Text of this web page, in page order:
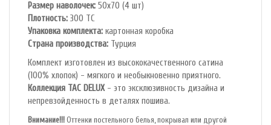
Размер наволочек: 50х70 (4 шт)
Плотность: 300 ТС
Упаковка комплекта: картонная коробка
Cтрана производства: Турция
Комплект изготовлен из высококачественного сатина
(100% хлопок) - мягкого и необыкновенно приятного.
Коллекция TAC DELUX- это эксклюзивность дизайна и
непревзойденность в деталях пошива.
Внимание!!! Оттенки постельного белья, покрывал или другой